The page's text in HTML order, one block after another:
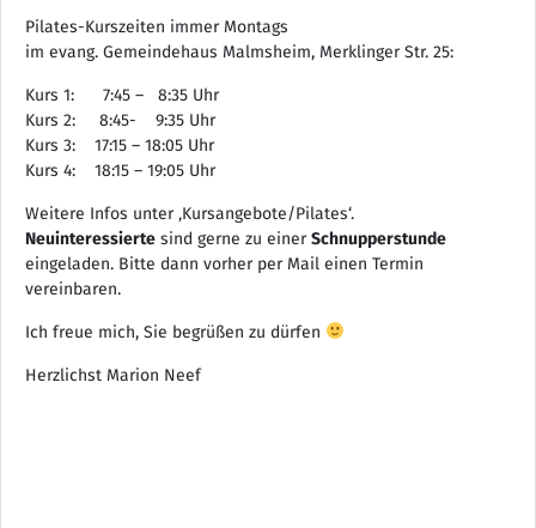
Pilates-Kurszeiten immer Montags
im evang. Gemeindehaus Malmsheim, Merklinger Str. 25:
Kurs 1: 7:45 – 8:35 Uhr
Kurs 2: 8:45- 9:35 Uhr
Kurs 3: 17:15 – 18:05 Uhr
Kurs 4: 18:15 – 19:05 Uhr
Weitere Infos unter ‚Kursangebote/Pilates‘.
Neuinteressierte sind gerne zu einerSchnupperstunde
eingeladen. Bitte dann vorher per Mail einen Termin
vereinbaren.
Ich freue mich, Sie begrüßen zu dürfen
Herzlichst Marion Neef